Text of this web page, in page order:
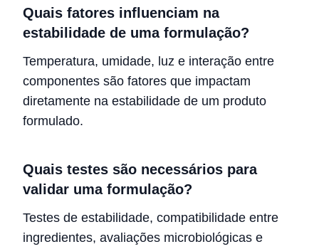
Quais fatores influenciam na
estabilidade de uma formulação?
Temperatura, umidade, luz e interação entre
componentes são fatores que impactam
diretamente na estabilidade de um produto
formulado.
Quais testes são necessários para
validar uma formulação?
Testes de estabilidade, compatibilidade entre
ingredientes, avaliações microbiológicas e